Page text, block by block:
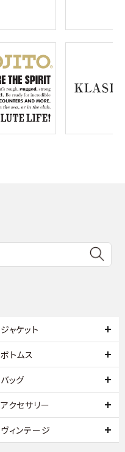
ジャケット
ボトムス
バッグ
アクセサリー
ヴィンテージ